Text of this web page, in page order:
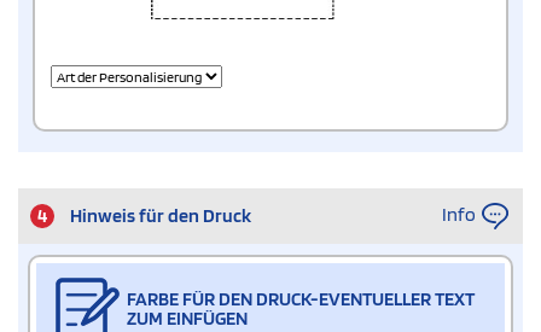
4 Hinweis für den Druck Info
FARBE FÜR DEN DRUCK-EVENTUELLER TEXT
ZUM EINFÜGEN